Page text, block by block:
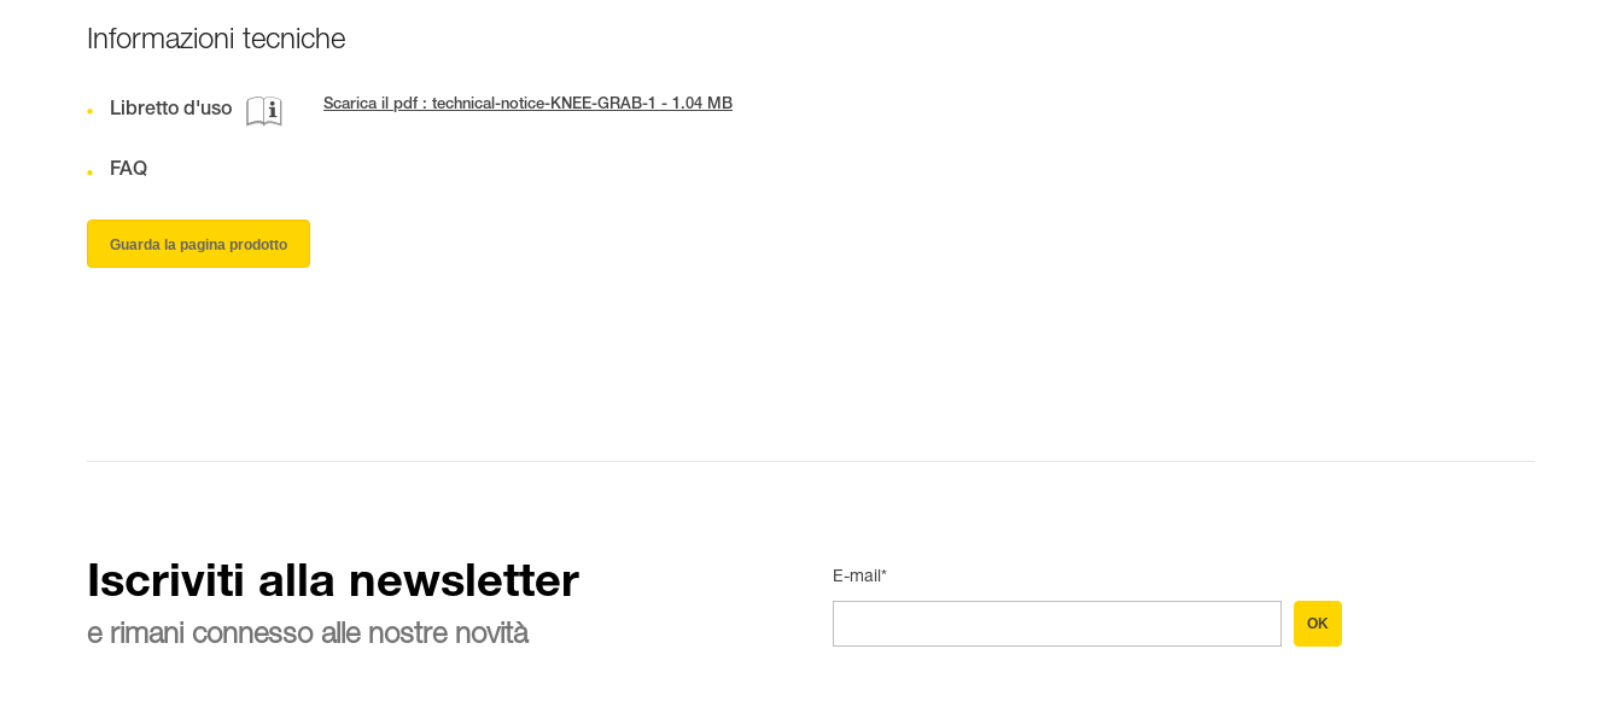
Informazioni tecniche
Libretto d'uso Scarica il pdf : technical-notice-KNEE-GRAB-1 - 1.04 MB
FAQ
Guarda la pagina prodotto
Iscriviti alla newsletter
e rimani connesso alle nostre novità
E-mail*
OK